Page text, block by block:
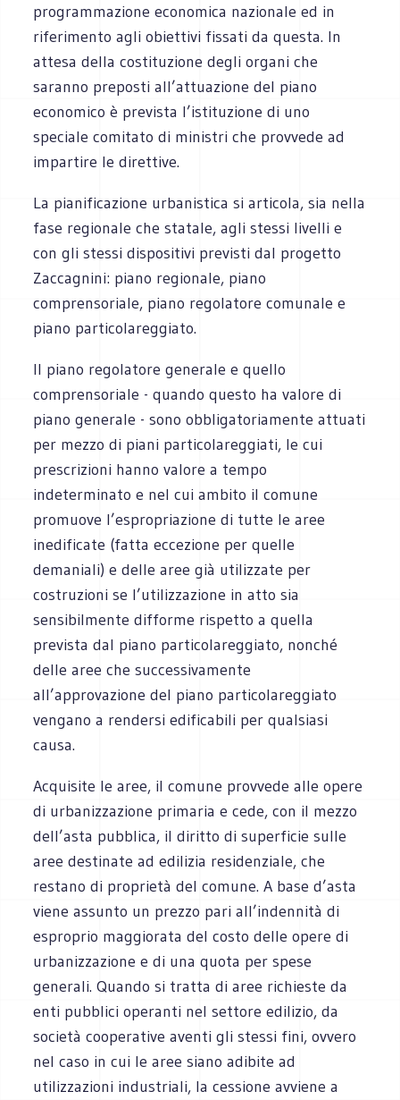
programmazione economica nazionale ed in
riferimento agli obiettivi fissati da questa. In
attesa della costituzione degli organi che
saranno preposti all’attuazione del piano
economico è prevista l’istituzione di uno
speciale comitato di ministri che provvede ad
impartire le direttive.
La pianificazione urbanistica si articola, sia nella
fase regionale che statale, agli stessi livelli e
con gli stessi dispositivi previsti dal progetto
Zaccagnini: piano regionale, piano
comprensoriale, piano regolatore comunale e
piano particolareggiato.
Il piano regolatore generale e quello
comprensoriale - quando questo ha valore di
piano generale - sono obbligatoriamente attuati
per mezzo di piani particolareggiati, le cui
prescrizioni hanno valore a tempo
indeterminato e nel cui ambito il comune
promuove l’espropriazione di tutte le aree
inedificate (fatta eccezione per quelle
demaniali) e delle aree già utilizzate per
costruzioni se l’utilizzazione in atto sia
sensibilmente difforme rispetto a quella
prevista dal piano particolareggiato, nonché
delle aree che successivamente
all’approvazione del piano particolareggiato
vengano a rendersi edificabili per qualsiasi
causa.
Acquisite le aree, il comune provvede alle opere
di urbanizzazione primaria e cede, con il mezzo
dell’asta pubblica, il diritto di superficie sulle
aree destinate ad edilizia residenziale, che
restano di proprietà del comune. A base d’asta
viene assunto un prezzo pari all’indennità di
esproprio maggiorata del costo delle opere di
urbanizzazione e di una quota per spese
generali. Quando si tratta di aree richieste da
enti pubblici operanti nel settore edilizio, da
società cooperative aventi gli stessi fini, ovvero
nel caso in cui le aree siano adibite ad
utilizzazioni industriali, la cessione avviene a